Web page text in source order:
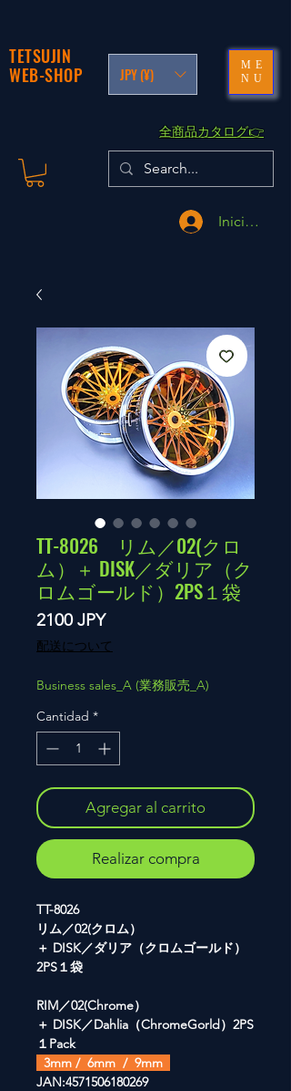
TETSUJIN
WEB-SHOP
JPY (¥)
ME
NU
​全商品カタログ👉
Iniciar
TT-8026 リム／02(クロ
ム）＋ DISK／ダリア（ク
ロムゴールド）2PS１袋
2100 JPYPrecio
配送について
Business sales_A (業務販売_A)
Cantidad *
Agregar al carrito
Realizar compra
TT-8026
リム／02(クロム）
＋ DISK／ダリア（クロムゴールド）
2PS１袋
RIM／02(Chrome）
＋ DISK／Dahlia（ChromeGorld）2PS
１Pack
3mm / 6mm / 9mm
JAN:4571506180269